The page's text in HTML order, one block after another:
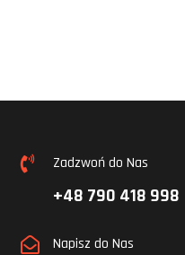
 Zadzwoń do Nas
+48 790 418 998
 Napisz do Nas